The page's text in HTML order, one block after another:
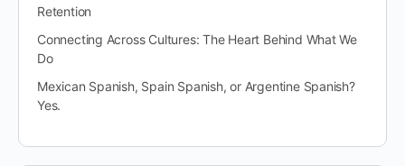
Retention
Connecting Across Cultures: The Heart Behind What We
Do
Mexican Spanish, Spain Spanish, or Argentine Spanish?
Yes.